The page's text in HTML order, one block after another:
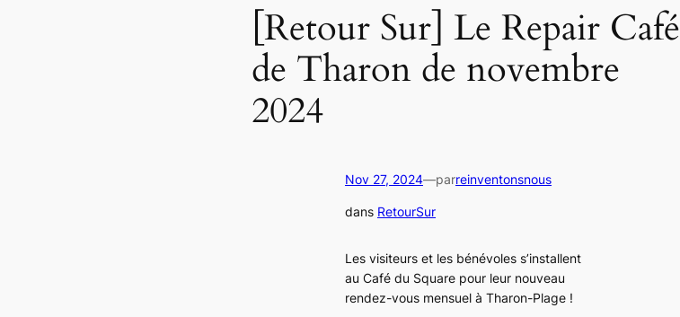
[Retour Sur] Le Repair Café
de Tharon de novembre
2024
Nov 27, 2024—parreinventonsnous
dans RetourSur
Les visiteurs et les bénévoles s’installent
au Café du Square pour leur nouveau
rendez-vous mensuel à Tharon-Plage !